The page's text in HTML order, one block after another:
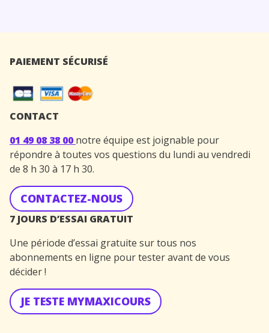
PAIEMENT SÉCURISÉ
CONTACT
01 49 08 38 00 notre équipe est joignable pour
répondre à toutes vos questions du lundi au vendredi
de 8 h 30 à 17 h 30.
CONTACTEZ-NOUS
7 JOURS D’ESSAI GRATUIT
Une période d’essai gratuite sur tous nos
abonnements en ligne pour tester avant de vous
décider !
JE TESTE MYMAXICOURS